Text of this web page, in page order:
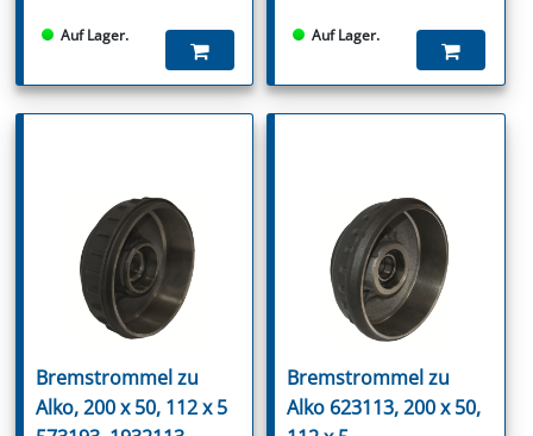
Auf Lager. Auf Lager.
Bremstrommel zu
Alko, 200 x 50, 112 x 5
Bremstrommel zu
Alko 623113, 200 x 50,